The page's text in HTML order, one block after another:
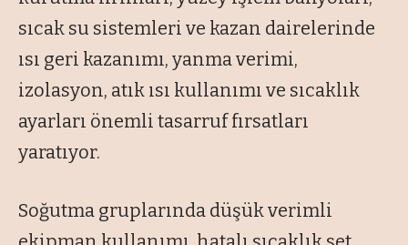
sıcak su sistemleri ve kazan dairelerinde
ısı geri kazanımı, yanma verimi,
izolasyon, atık ısı kullanımı ve sıcaklık
ayarları önemli tasarruf fırsatları
yaratıyor.
Soğutma gruplarında düşük verimli